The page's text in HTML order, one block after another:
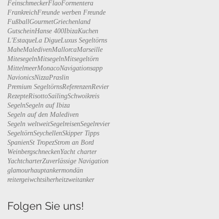
FeinschmeckerFlaoFormentera
FrankreichFreunde werben Freunde
FußballGourmetGriechenland
GutscheinHanse 400IbizaKuchen
L'EstaqueLa DigueLuxus Segeltörns
MaheMaledivenMallorcaMarseille
MitesegelnMitsegelnMitsegeltörn
MittelmeerMonacoNavigationsapp
NavionicsNizzaPraslin
Premium SegeltörnsReferenzenRevier
RezepteRisottoSailingSchwoikreis
SegelnSegeln auf Ibiza
Segeln auf den Malediven
Segeln weltweitSegelreisenSegelrevier
SegeltörnSeychellenSkipper Tipps
SpanienSt TropezStrom an Bord
WeinbergschneckenYacht charter
YachtcharterZuverlässige Navigation
glamourhauptankermondän
reitergeiwchtsiherheitzweitanker
Folgen Sie uns!